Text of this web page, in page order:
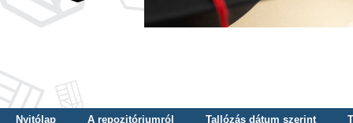
Nyitólap A repozitóriumról Tallózás dátum szerint